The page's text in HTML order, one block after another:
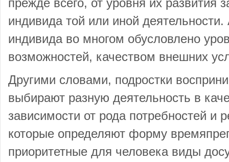
прежде всего, от уровня их развития
индивида той или иной деятельности.
индивида во многом обусловлено
возможностей, качеством внешних
Другими словами, подростки
выбирают разную деятельность в
зависимости от рода потребностей и
которые определяют форму
приоритетные для человека виды